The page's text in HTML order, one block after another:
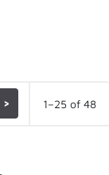
> 1–25 of 48